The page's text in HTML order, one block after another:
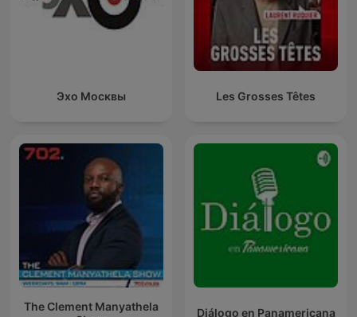
Эхо Москвы Les Grosses Têtes
The Clement Manyathela
Diálogo en Panamericana